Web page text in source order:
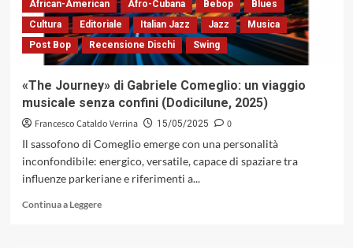
Giancarlo
Schiaffini
:
un
Ayler
così
non
mai
sentito
African-American Afro-Cubana Bebop
Blues
Cultura
Editoriale Italian Jazz Jazz
Musica
Post Bop
Recensione Dischi Swing
«The Journey» di Gabriele Comeglio: un viaggio
musicale senza confini (Dodicilune, 2025)
Francesco Cataldo Verrina 15/05/2025
0
Il sassofono di Comeglio emerge con una personalità
inconfondibile: energico, versatile, capace di spaziare tra
influenze parkeriane e riferimenti a...
Continua a LeggereLeggi